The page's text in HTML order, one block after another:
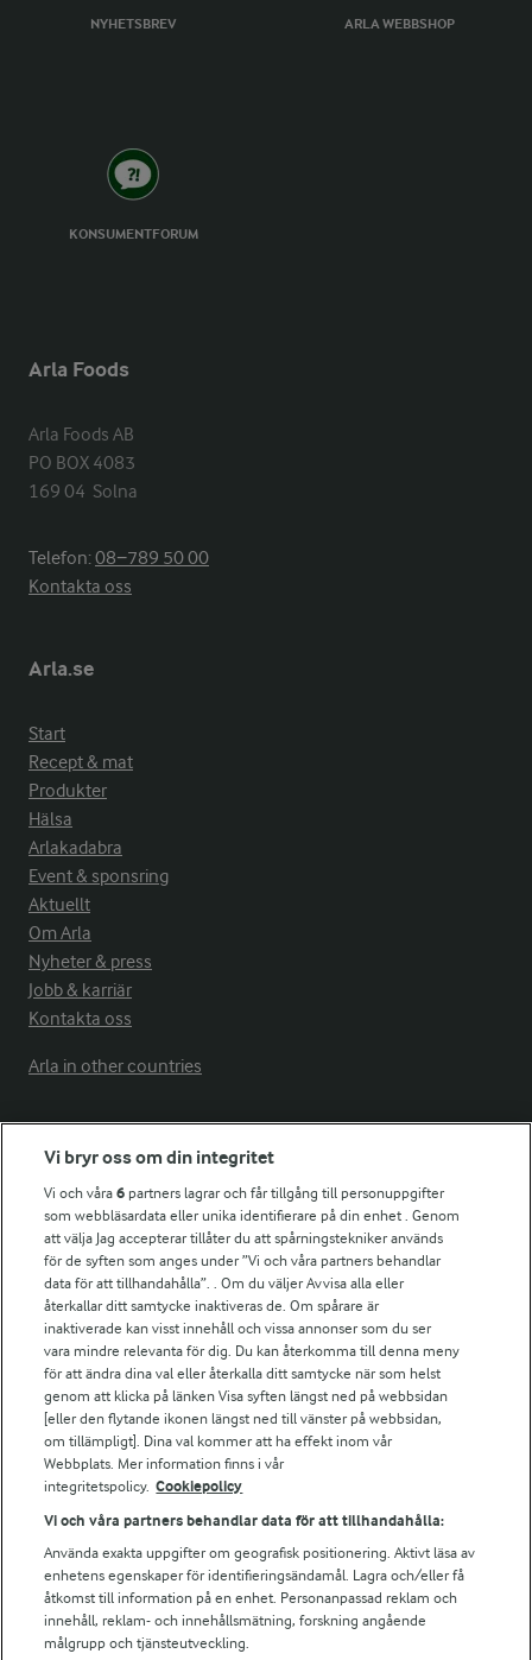
NYHETSBREV ARLA WEBBSHOP
KONSUMENTFORUM
Arla Foods
Arla Foods AB
PO BOX 4083
169 04  Solna
Telefon:08−789 50 00
Kontakta oss
Arla.se
Start
Recept & mat
Produkter
Hälsa
Arlakadabra
Event & sponsring
Aktuellt
Om Arla
Nyheter & press
Jobb & karriär
Kontakta oss
Arla in other countries
Fler Arlasajter
För ägare
Arlas kundportal
Arla.com
Falbygdens Ost
Arla webbshop
Bildbank
Följ oss
Vi bryr oss om din integritet
Vi och våra6 partners lagrar och får tillgång till personuppgifter
som webbläsardata eller unika identifierare på din enhet . Genom
att välja Jag accepterar tillåter du att spårningstekniker används
för de syften som anges under ”Vi och våra partners behandlar
data för att tillhandahålla”. . Om du väljer Avvisa alla eller
återkallar ditt samtycke inaktiveras de. Om spårare är
inaktiverade kan visst innehåll och vissa annonser som du ser
vara mindre relevanta för dig. Du kan återkomma till denna meny
för att ändra dina val eller återkalla ditt samtycke när som helst
genom att klicka på länken Visa syften längst ned på webbsidan
[eller den flytande ikonen längst ned till vänster på webbsidan,
om tillämpligt]. Dina val kommer att ha effekt inom vår
Webbplats. Mer information finns i vår
integritetspolicy. Cookiepolicy
Vi och våra partners behandlar data för att tillhandahålla:
Använda exakta uppgifter om geografisk positionering. Aktivt läsa av
enhetens egenskaper för identifieringsändamål. Lagra och/eller få
åtkomst till information på en enhet. Personanpassad reklam och
innehåll, reklam- och innehållsmätning, forskning angående
målgrupp och tjänsteutveckling.